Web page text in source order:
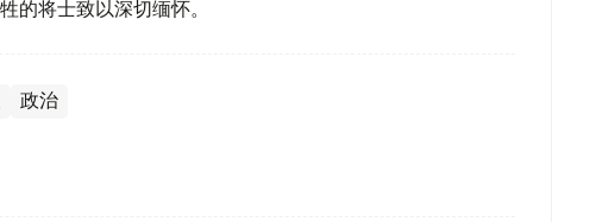
的将士致以深切缅怀。
政治